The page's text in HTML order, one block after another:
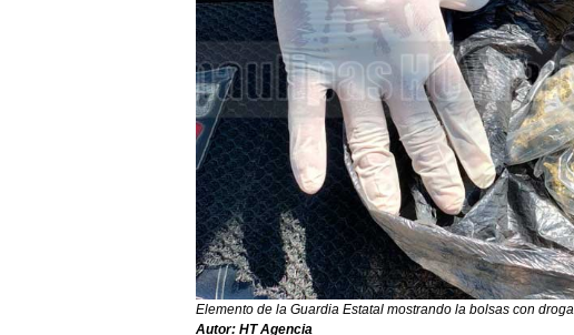
Elemento de la Guardia Estatal mostrando la bolsas con droga
Autor: HT Agencia